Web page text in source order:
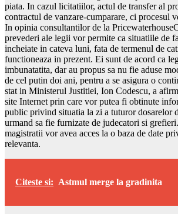
piata. In cazul licitatiilor, actul de transfer al
contractul de vanzare-cumparare, ci procesul
In opinia consultantilor de la
prevederi ale legii vor permite ca situatiile de
incheiate in cateva luni, fata de termenul de
functioneaza in prezent. Ei sunt de acord ca
imbunatatita, dar au propus sa nu fie aduse
de cel putin doi ani, pentru a se asigura o
stat in Ministerul Justitiei, Ion Codescu, a
site Internet prin care vor putea fi obtinute
public privind situatia la zi a tuturor dosarelor
urmand sa fie furnizate de judecatori si
magistratii vor avea acces la o baza de date
relevanta.
Citeste si: Astmul merge la gradinita